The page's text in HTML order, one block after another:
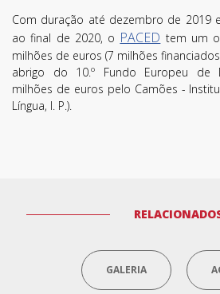
Com duração até dezembro de 2019
ao final de 2020, o PACED tem um
milhões de euros (7 milhões
abrigo do 10.º Fundo Europeu de
milhões de euros pelo Camões -
Língua, I. P.).
GALERIA